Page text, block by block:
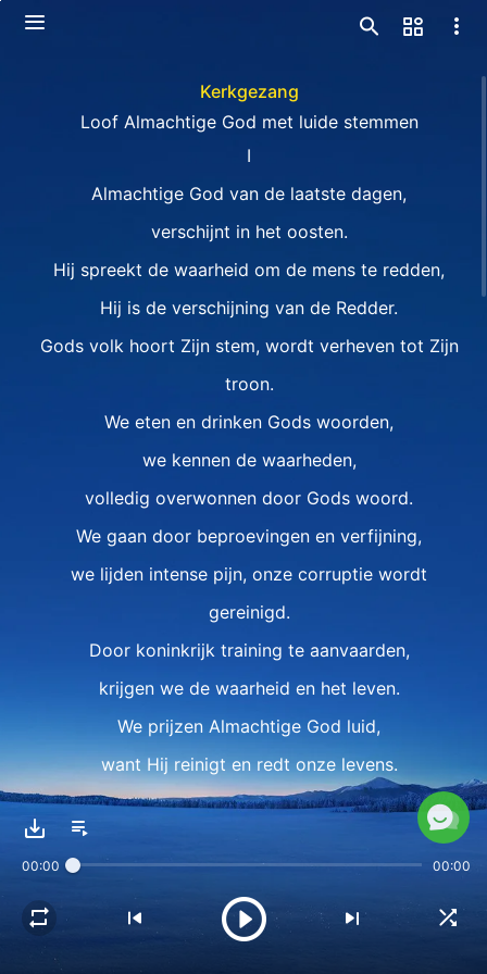
Kerkgezang
Loof Almachtige God met luide stemmen
I
Almachtige God van de laatste dagen,
verschijnt in het oosten.
Hij spreekt de waarheid om de mens te redden,
Hij is de verschijning van de Redder.
Gods volk hoort Zijn stem, wordt verheven tot Zijn
troon.
We eten en drinken Gods woorden,
we kennen de waarheden,
volledig overwonnen door Gods woord.
We gaan door beproevingen en verfijning,
we lijden intense pijn, onze corruptie wordt
gereinigd.
Door koninkrijk training te aanvaarden,
krijgen we de waarheid en het leven.
We prijzen Almachtige God luid,
want Hij reinigt en redt onze levens.
II
Satan wordt gebruikt om de mens te
00:00 00:00